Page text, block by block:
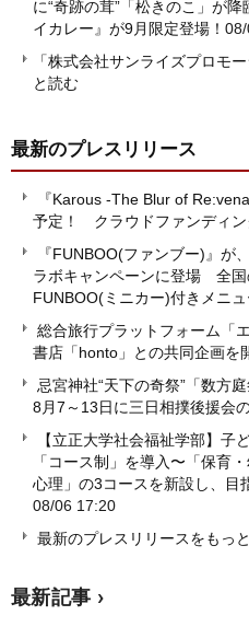
に“奇跡の茸”「松きのこ」が
イカレー』が9月限定登場！
「株式会社サンライズプロモ
と読む
最新のプレスリリース
『Karous -The Blur of
予定！ クラウドファンディン
『FUNBOO(ファンブー)』が
ラボキャンペーンに登場 全
FUNBOO(ミニカー)付きメニ
総合旅行プラットフォーム「
書店「honto」との共同企画を
忌宮神社“天下の奇祭”「数方
8月7～13日に三日相撲後援会
【立正大学社会福祉学部】子
「コース制」を導入〜「保育
心理」の3コースを新設し、目
08/06 17:20
最新のプレスリリースをもっ
最新記事